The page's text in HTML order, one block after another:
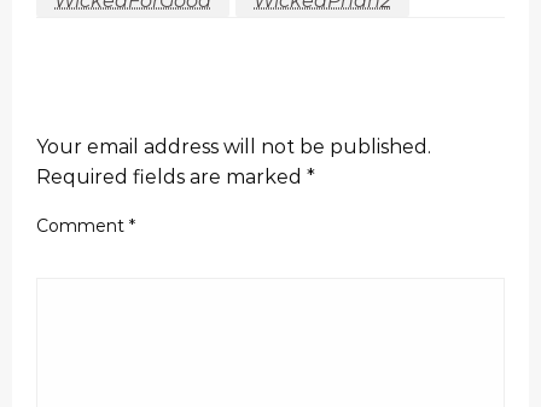
Your email address will not be published.
Required fields are marked *
Comment *